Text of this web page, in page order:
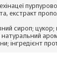
екстракт
сироп; цукор;
натуральний
інгредієнт